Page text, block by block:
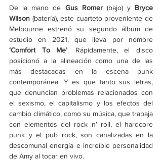
De la mano de Gus Romer (bajo) y Bryce
Wilson (batería), este cuarteto proveniente de
Melbourne estrenó su segundo álbum de
‘Comfort To Me’. Rápidamente, el disco
posicionó a la alineación como una de las
más destacadas en la escena punk
contemporánea. Y es que tanto sus letras,
que denuncian problemas relacionados con
el sexismo, el capitalismo y los efectos del
cambio climático, como su música, que trabaja
con elementos del rock n’ roll, el hardcore
punk y el pub rock, son canalizadas en la
descomunal energía e increíble personalidad
de Amy al tocar en vivo.